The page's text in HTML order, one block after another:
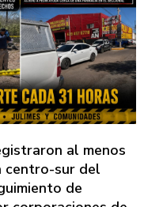
al menos
centro-sur del
de